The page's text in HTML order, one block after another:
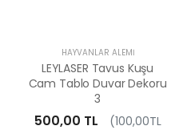
HAYVANLAR ALEMI
LEYLASER Tavus Kuşu
Cam Tablo Duvar Dekoru
3
500,00 TL
(100,00TL